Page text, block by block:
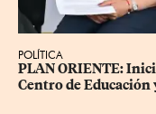
POLÍTICA
PLAN ORIENTE:
Centro de